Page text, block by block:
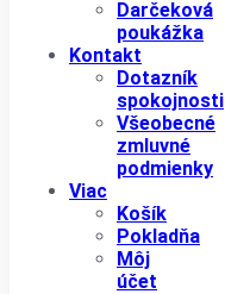
Darčeková
poukážka
Kontakt
Dotazník
spokojnosti
Všeobecné
zmluvné
podmienky
Viac
Košík
Pokladňa
Môj
účet